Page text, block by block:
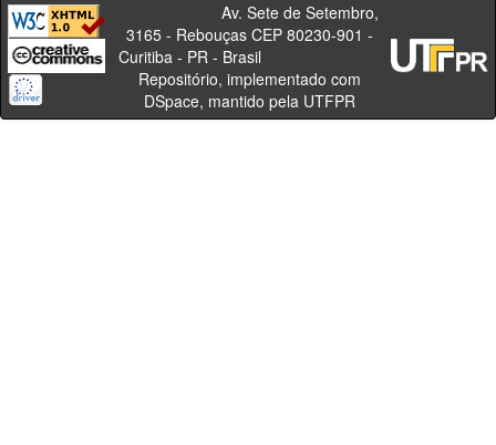
Av. Sete de Setembro,
3165 - Rebouças CEP 80230-901 -
Curitiba - PR - Brasil
Repositório, implementado com
DSpace, mantido pela UTFPR